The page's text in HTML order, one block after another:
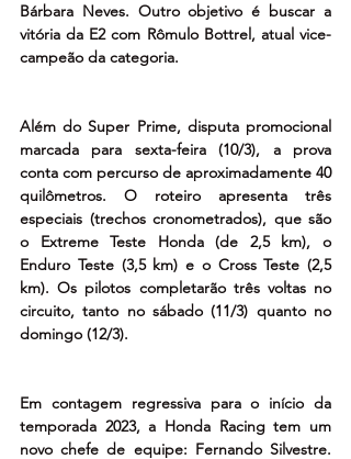
Bárbara Neves. Outro objetivo é buscar a
vitória da E2 com Rômulo Bottrel, atual vice-
campeão da categoria.
Além do Super Prime, disputa promocional
marcada para sexta-feira (10/3), a prova
conta com percurso de aproximadamente 40
quilômetros. O roteiro apresenta três
especiais (trechos cronometrados), que são
o Extreme Teste Honda (de 2,5 km), o
Enduro Teste (3,5 km) e o Cross Teste (2,5
km). Os pilotos completarão três voltas no
circuito, tanto no sábado (11/3) quanto no
domingo (12/3).
Em contagem regressiva para o início da
temporada 2023, a Honda Racing tem um
novo chefe de equipe: Fernando Silvestre.